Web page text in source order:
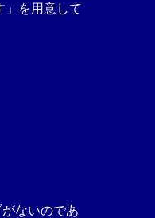
」を用意して
ないのであ